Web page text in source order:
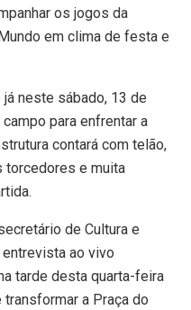
os jogos da
em clima de festa e
neste sábado, 13 de
para enfrentar a
contará com telão,
torcedores e muita
de Cultura e
entrevista ao vivo
tarde desta quarta-feira
a Praça do